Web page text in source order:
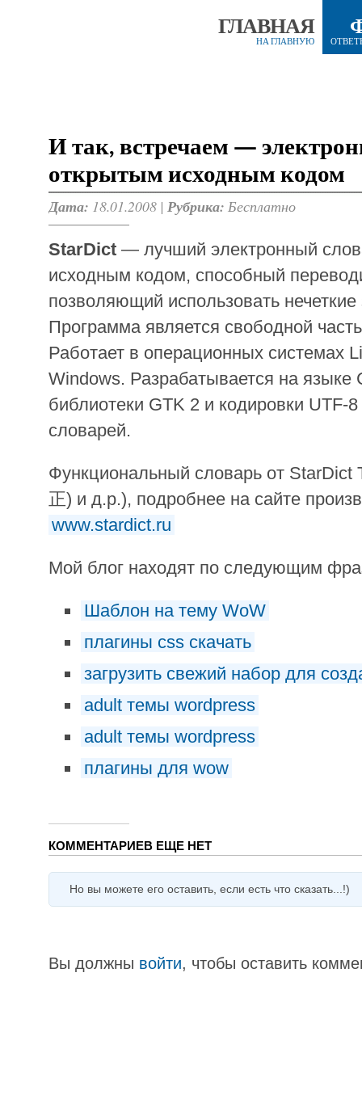
ГЛАВНАЯ
НА ГЛАВНУЮ
И так, встречаем —
открытым исходным кодом
Дата: 18.01.2008 | Рубрика: Бесплатно
StarDict — лучший электронный
исходным кодом, способный
позволяющий использовать
Программа является свободной
Работает в операционных системах
Windows. Разрабатывается на языке
библиотеки GTK 2 и кодировки UTF-
словарей.
Функциональный словарь от StarDict
正) и д.р.), подробнее на сайте
www.stardict.ru
Мой блог находят по следующим
Шаблон на тему WoW
плагины css скачать
загрузить свежий набор для
adult темы wordpress
adult темы wordpress
плагины для wow
КОММЕНТАРИЕВ ЕЩЕ НЕТ
Но вы можете его оставить, если есть что сказать...!)
Вы должны войти, чтобы оставить